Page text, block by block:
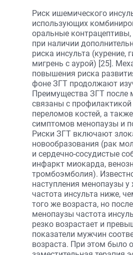
Риск ишемического
использующих
оральные
при наличии
риска инсульта (курение,
мигрень с аурой) [25].
повышения риска
фоне ЗГТ продолжают
Преимущества ЗГТ после
связаны с профилактикой
переломов костей, а
симптомов менопаузы и
Риски ЗГТ включают
новообразования (рак
и сердечно-сосудистые
инфаркт миокарда,
тромбоэмболия).
наступления менопаузы
частота инсульта ниже,
того же возраста, но
менопаузы частота
резко возрастает и
показатели мужчин
возраста. При этом было